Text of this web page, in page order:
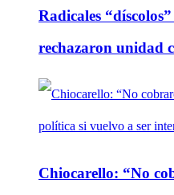
Radicales
rechazaron unidad
Chiocarello: “No